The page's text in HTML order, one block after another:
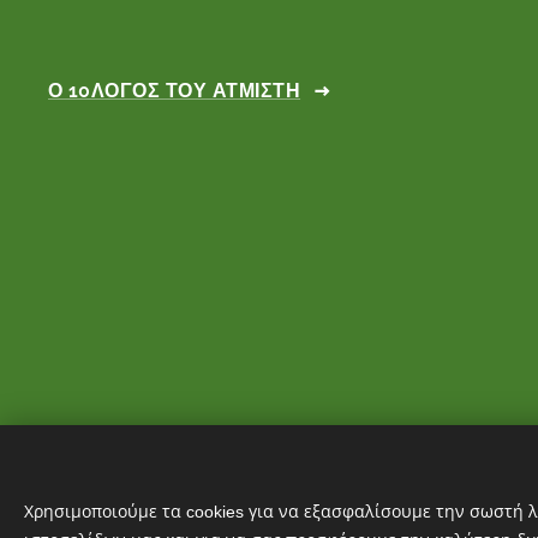
Ο 10ΛΟΓΟΣ ΤΟΥ ΑΤΜΙΣΤΗ
Χρησιμοποιούμε τα cookies για να εξασφαλίσουμε την σωστή